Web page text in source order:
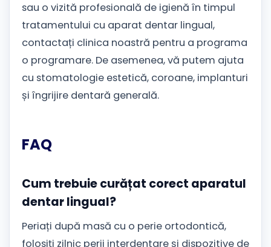
sau o vizită profesională de igienă în timpul
tratamentului cu aparat dentar lingual,
contactați clinica noastră pentru a programa
o programare. De asemenea, vă putem ajuta
cu stomatologie estetică, coroane, implanturi
și îngrijire dentară generală.
FAQ
Cum trebuie curățat corect aparatul
dentar lingual?
Periați după masă cu o perie ortodontică,
folosiți zilnic perii interdentare și dispozitive de